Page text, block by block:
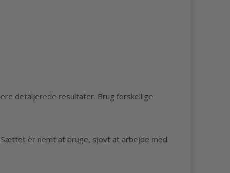
detaljerede resultater. Brug forskellige
er nemt at bruge, sjovt at arbejde med